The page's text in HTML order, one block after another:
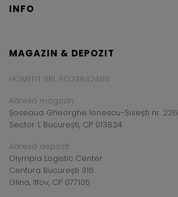
INFO
MAGAZIN & DEPOZIT
HOMEFIT SRL RO24842480
Adresă magazin:
Șoseaua Gheorghe Ionescu-Sisești nr. 226
Sector 1, București, CP 013824
Adresă depozit:
Olympia Logistic Center
Centura București 316
Glina, Ilfov, CP 077105